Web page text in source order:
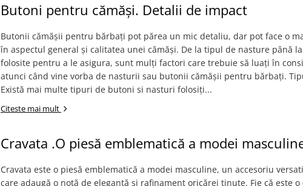
Butoni pentru cămăși. Detalii de impact
Butonii cămășii pentru bărbați pot părea un mic detaliu, dar pot face o
în aspectul general și calitatea unei cămăși. De la tipul de nasture până
folosite pentru a le asigura, sunt mulți factori care trebuie să luați în
atunci când vine vorba de nasturii sau butonii cămășii pentru bărbați.
Există mai multe tipuri de butoni si nasturi folosiți...
Citeste mai mult
Cravata .O piesă emblematică a modei
Cravata este o piesă emblematică a modei masculine, un accesoriu
care adaugă o notă de eleganță și rafinament oricărei ținute. Fie că este o